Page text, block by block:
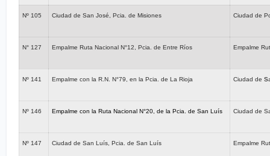
Nº 105 Ciudad de San José, Pcia. de Misiones Ciudad de
N° 127 Empalme Ruta Nacional N°12, Pcia. de Entre Ríos Empalme
Nº 141 Empalme con la R.N. N°79, en la Pcia. de La Rioja Ciudad deS
Nº 146 Empalme con la Ruta Nacional N°20, de la Pcia. de San Luís Ciudad de
Nº 147 Ciudad de San Luís, Pcia. de San Luís Empalme